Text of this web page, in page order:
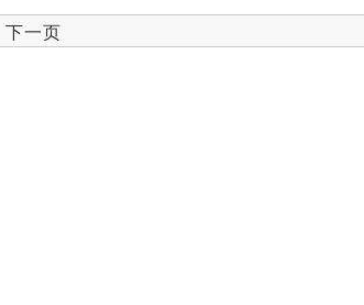
下一页